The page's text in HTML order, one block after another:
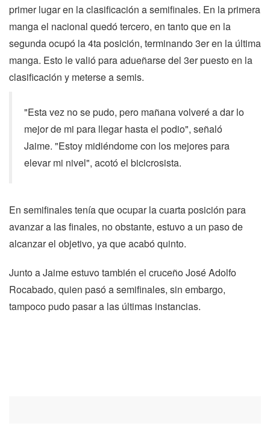
primer lugar en la clasificación a semifinales. En la primera
manga el nacional quedó tercero, en tanto que en la
segunda ocupó la 4ta posición, terminando 3er en la última
manga. Esto le valió para adueñarse del 3er puesto en la
clasificación y meterse a semis.
"Esta vez no se pudo, pero mañana volveré a dar lo
mejor de mi para llegar hasta el podio", señaló
Jaime. "Estoy midiéndome con los mejores para
elevar mi nivel", acotó el bicicrosista.
En semifinales tenía que ocupar la cuarta posición para
avanzar a las finales, no obstante, estuvo a un paso de
alcanzar el objetivo, ya que acabó quinto.
Junto a Jaime estuvo también el cruceño José Adolfo
Rocabado, quien pasó a semifinales, sin embargo,
tampoco pudo pasar a las últimas instancias.